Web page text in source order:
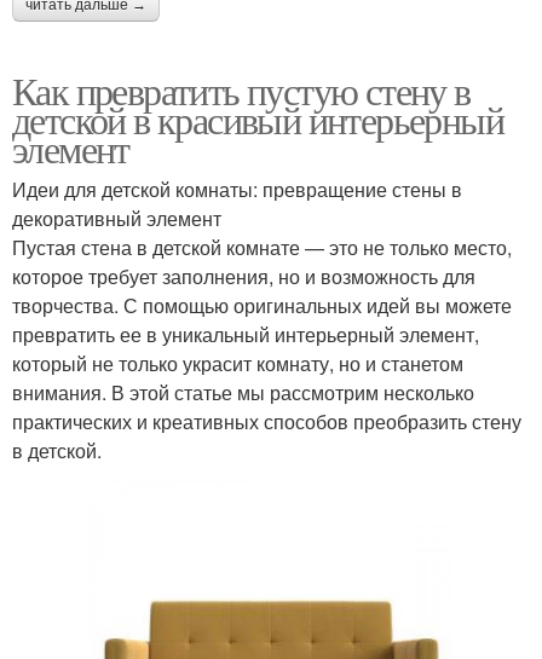
читать дальше →
Как превратить пустую стену в
детской в красивый интерьерный
элемент
Идеи для детской комнаты: превращение стены в
декоративный элемент
Пустая стена в детской комнате — это не только место,
которое требует заполнения, но и возможность для
творчества. С помощью оригинальных идей вы можете
превратить ее в уникальный интерьерный элемент,
который не только украсит комнату, но и станетом
внимания. В этой статье мы рассмотрим несколько
практических и креативных способов преобразить стену
в детской.